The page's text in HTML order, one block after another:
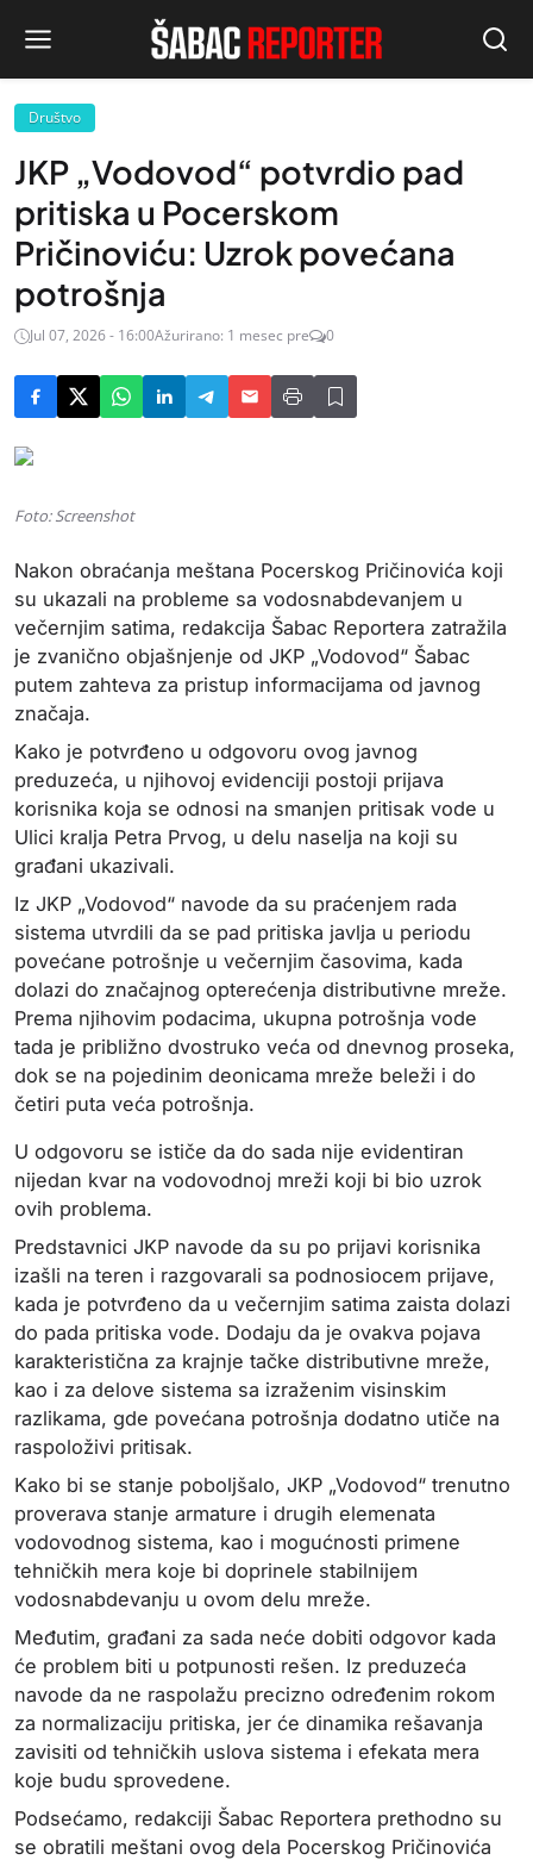
Društvo
JKP „Vodovod“ potvrdio pad
pritiska u Pocerskom
Pričinoviću: Uzrok povećana
potrošnja
Jul 07, 2026 - 16:00Ažurirano: 1 mesec pre 0
Foto: Screenshot
Nakon obraćanja meštana Pocerskog Pričinovića koji
su ukazali na probleme sa vodosnabdevanjem u
večernjim satima, redakcija Šabac Reportera zatražila
je zvanično objašnjenje od JKP „Vodovod“ Šabac
putem zahteva za pristup informacijama od javnog
značaja.
Kako je potvrđeno u odgovoru ovog javnog
preduzeća, u njihovoj evidenciji postoji prijava
korisnika koja se odnosi na smanjen pritisak vode u
Ulici kralja Petra Prvog, u delu naselja na koji su
građani ukazivali.
Iz JKP „Vodovod“ navode da su praćenjem rada
sistema utvrdili da se pad pritiska javlja u periodu
povećane potrošnje u večernjim časovima, kada
dolazi do značajnog opterećenja distributivne mreže.
Prema njihovim podacima, ukupna potrošnja vode
tada je približno dvostruko veća od dnevnog proseka,
dok se na pojedinim deonicama mreže beleži i do
četiri puta veća potrošnja.
U odgovoru se ističe da do sada nije evidentiran
nijedan kvar na vodovodnoj mreži koji bi bio uzrok
ovih problema.
Predstavnici JKP navode da su po prijavi korisnika
izašli na teren i razgovarali sa podnosiocem prijave,
kada je potvrđeno da u večernjim satima zaista dolazi
do pada pritiska vode. Dodaju da je ovakva pojava
karakteristična za krajnje tačke distributivne mreže,
kao i za delove sistema sa izraženim visinskim
razlikama, gde povećana potrošnja dodatno utiče na
raspoloživi pritisak.
Kako bi se stanje poboljšalo, JKP „Vodovod“ trenutno
proverava stanje armature i drugih elemenata
vodovodnog sistema, kao i mogućnosti primene
tehničkih mera koje bi doprinele stabilnijem
vodosnabdevanju u ovom delu mreže.
Međutim, građani za sada neće dobiti odgovor kada
će problem biti u potpunosti rešen. Iz preduzeća
navode da ne raspolažu precizno određenim rokom
za normalizaciju pritiska, jer će dinamika rešavanja
zavisiti od tehničkih uslova sistema i efekata mera
koje budu sprovedene.
Podsećamo, redakciji Šabac Reportera prethodno su
se obratili meštani ovog dela Pocerskog Pričinovića